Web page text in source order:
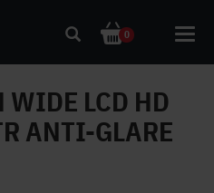
0
WIDE LCD HD
ANTI-GLARE